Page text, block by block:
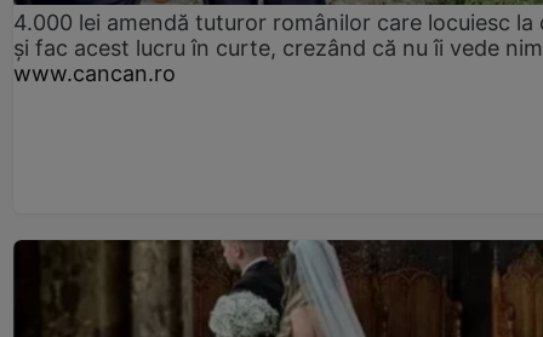
4.000 lei amendă tuturor românilor care locuiesc la
și fac acest lucru în curte, crezând că nu îi vede
www.cancan.ro